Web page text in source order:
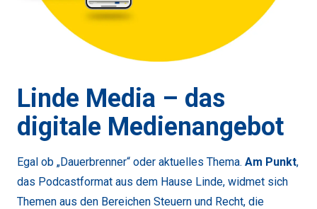
Linde Media – das
digitale Medienangebot
Egal ob „Dauerbrenner“ oder aktuelles Thema. Am Punkt,
das Podcastformat aus dem Hause Linde, widmet sich
Themen aus den Bereichen Steuern und Recht, die